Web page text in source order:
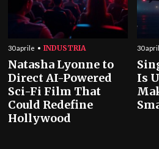
30 aprile INDUSTRIA
Natasha Lyonne to
Direct AI-Powered
Sci-Fi Film That
Could Redefine
Hollywood
30
Is